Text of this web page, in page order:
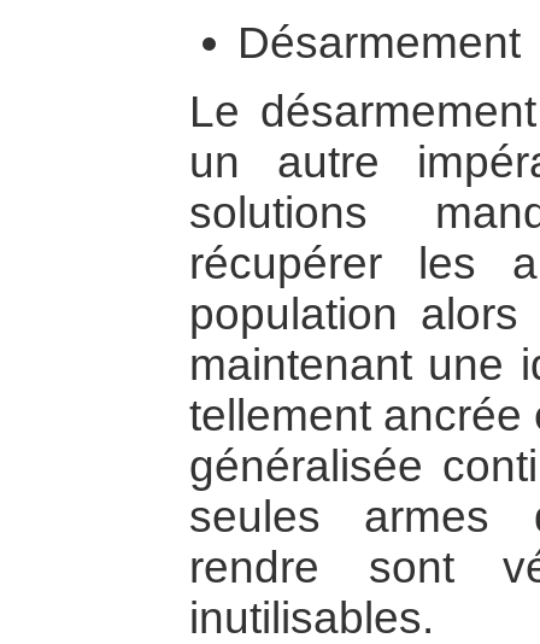
Désarmement
Le
un autre
solutions
récupérer les
population
maintenant une
tellement ancrée
généralisée
seules armes
rendre sont
inutilisables.